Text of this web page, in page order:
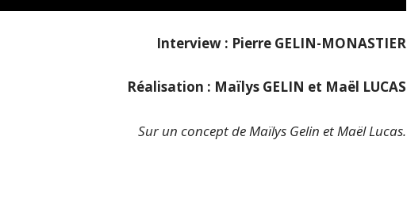
Interview : Pierre GELIN-MONASTIER
Réalisation : Maïlys GELIN et Maël LUCAS
Sur un concept de Maïlys Gelin et Maël Lucas.